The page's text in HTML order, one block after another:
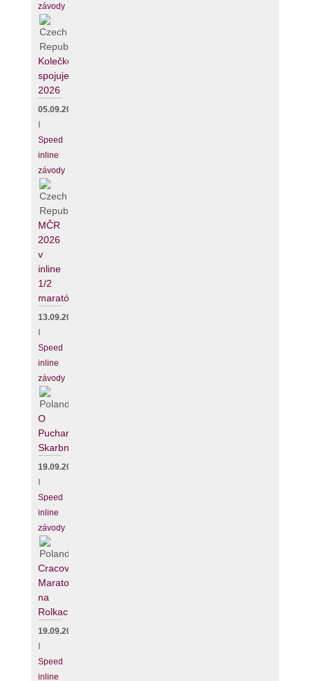
závody
Kolečko
spojuje
2026
05.09.2026
Speed
inline
závody
MČR
2026
v
inline
1/2
maratónu
13.09.2026
Speed
inline
závody
O
Puchar
Skarbnika
19.09.2026
Speed
inline
závody
Cracovia
Maraton
na
Rolkach
19.09.2026
Speed
inline